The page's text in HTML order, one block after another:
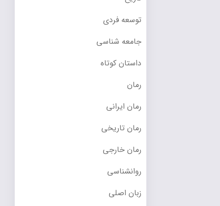
توسعه فردی
جامعه شناسی
داستان کوتاه
رمان
رمان ایرانی
رمان تاریخی
رمان خارجی
روانشناسی
زبان اصلی